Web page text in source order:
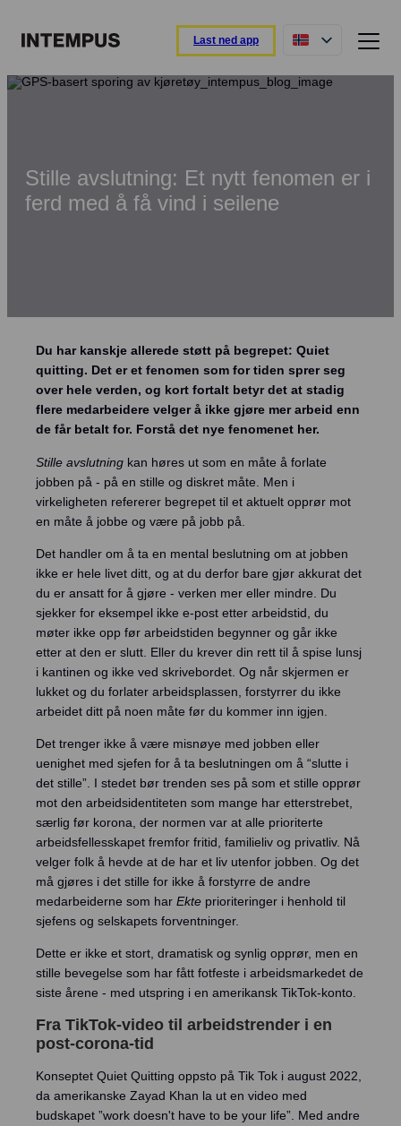
Last ned app
Funksjoner og egenskaper
Intempus web
Oversikt over rapporter og ansatte.
Koble til lønns- eller ERP-systemet ditt.
Oversikt over funksjoner
Les mer om funksjonene våre
Prising
Kundesaker
Blogg
Kontakt oss
Logg inn
Intempus Web
Logg inn på kontoen din
(Gammel design)
Stille avslutning: Et nytt fenomen er i
ferd med å få vind i seilene
Du har kanskje allerede støtt på begrepet: Quiet
quitting. Det er et fenomen som for tiden sprer seg
over hele verden, og kort fortalt betyr det at stadig
flere medarbeidere velger å ikke gjøre mer arbeid enn
de får betalt for. Forstå det nye fenomenet her.
Stille avslutning kan høres ut som en måte å forlate
jobben på - på en stille og diskret måte. Men i
virkeligheten refererer begrepet til et aktuelt opprør mot
en måte å jobbe og være på jobb på.
Det handler om å ta en mental beslutning om at jobben
ikke er hele livet ditt, og at du derfor bare gjør akkurat det
du er ansatt for å gjøre - verken mer eller mindre. Du
sjekker for eksempel ikke e-post etter arbeidstid, du
møter ikke opp før arbeidstiden begynner og går ikke
etter at den er slutt. Eller du krever din rett til å spise lunsj
i kantinen og ikke ved skrivebordet. Og når skjermen er
lukket og du forlater arbeidsplassen, forstyrrer du ikke
arbeidet ditt på noen måte før du kommer inn igjen.
Det trenger ikke å være misnøye med jobben eller
uenighet med sjefen for å ta beslutningen om å “slutte i
det stille”. I stedet bør trenden ses på som et stille opprør
mot den arbeidsidentiteten som mange har etterstrebet,
særlig før korona, der normen var at alle prioriterte
arbeidsfellesskapet fremfor fritid, familieliv og privatliv. Nå
velger folk å hevde at de har et liv utenfor jobben. Og det
må gjøres i det stille for ikke å forstyrre de andre
medarbeiderne som har Ekte prioriteringer i henhold til
sjefens og selskapets forventninger.
Dette er ikke et stort, dramatisk og synlig opprør, men en
stille bevegelse som har fått fotfeste i arbeidsmarkedet de
siste årene - med utspring i en amerikansk TikTok-konto.
Fra TikTok-video til arbeidstrender i en
post-corona-tid
Konseptet Quiet Quitting oppsto på Tik Tok i august 2022,
da amerikanske Zayad Khan la ut en video med
budskapet ”work doesn't have to be your life”. Med andre